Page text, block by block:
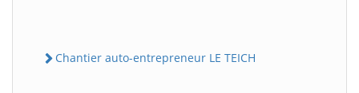
Chantier auto-entrepreneur LE TEICH